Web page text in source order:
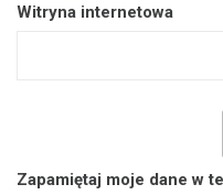
Witryna internetowa
Zapamiętaj moje dane w